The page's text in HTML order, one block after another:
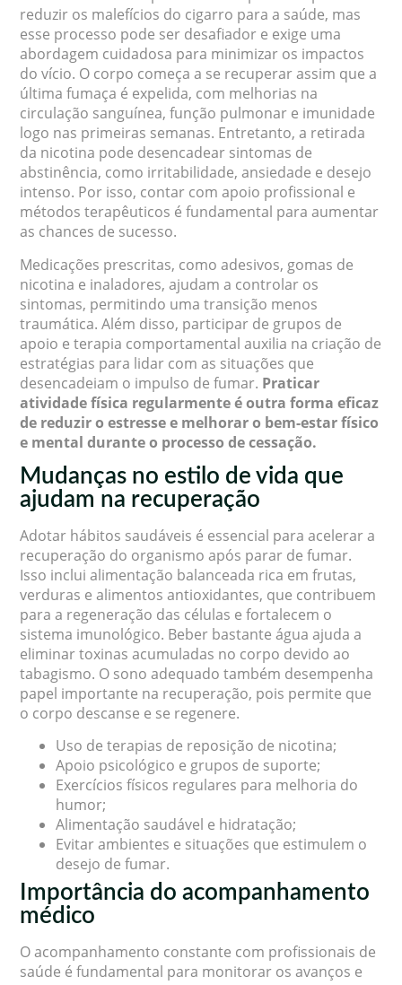
reduzir os malefícios do cigarro para a saúde, mas
esse processo pode ser desafiador e exige uma
abordagem cuidadosa para minimizar os impactos
do vício. O corpo começa a se recuperar assim que a
última fumaça é expelida, com melhorias na
circulação sanguínea, função pulmonar e imunidade
logo nas primeiras semanas. Entretanto, a retirada
da nicotina pode desencadear sintomas de
abstinência, como irritabilidade, ansiedade e desejo
intenso. Por isso, contar com apoio profissional e
métodos terapêuticos é fundamental para aumentar
as chances de sucesso.
Medicações prescritas, como adesivos, gomas de
nicotina e inaladores, ajudam a controlar os
sintomas, permitindo uma transição menos
traumática. Além disso, participar de grupos de
apoio e terapia comportamental auxilia na criação de
estratégias para lidar com as situações que
desencadeiam o impulso de fumar. Praticar
atividade física regularmente é outra forma eficaz
de reduzir o estresse e melhorar o bem-estar físico
e mental durante o processo de cessação.
Mudanças no estilo de vida que
ajudam na recuperação
Adotar hábitos saudáveis é essencial para acelerar a
recuperação do organismo após parar de fumar.
Isso inclui alimentação balanceada rica em frutas,
verduras e alimentos antioxidantes, que contribuem
para a regeneração das células e fortalecem o
sistema imunológico. Beber bastante água ajuda a
eliminar toxinas acumuladas no corpo devido ao
tabagismo. O sono adequado também desempenha
papel importante na recuperação, pois permite que
o corpo descanse e se regenere.
Uso de terapias de reposição de nicotina;
Apoio psicológico e grupos de suporte;
Exercícios físicos regulares para melhoria do
humor;
Alimentação saudável e hidratação;
Evitar ambientes e situações que estimulem o
desejo de fumar.
Importância do acompanhamento
médico
O acompanhamento constante com profissionais de
saúde é fundamental para monitorar os avanços e